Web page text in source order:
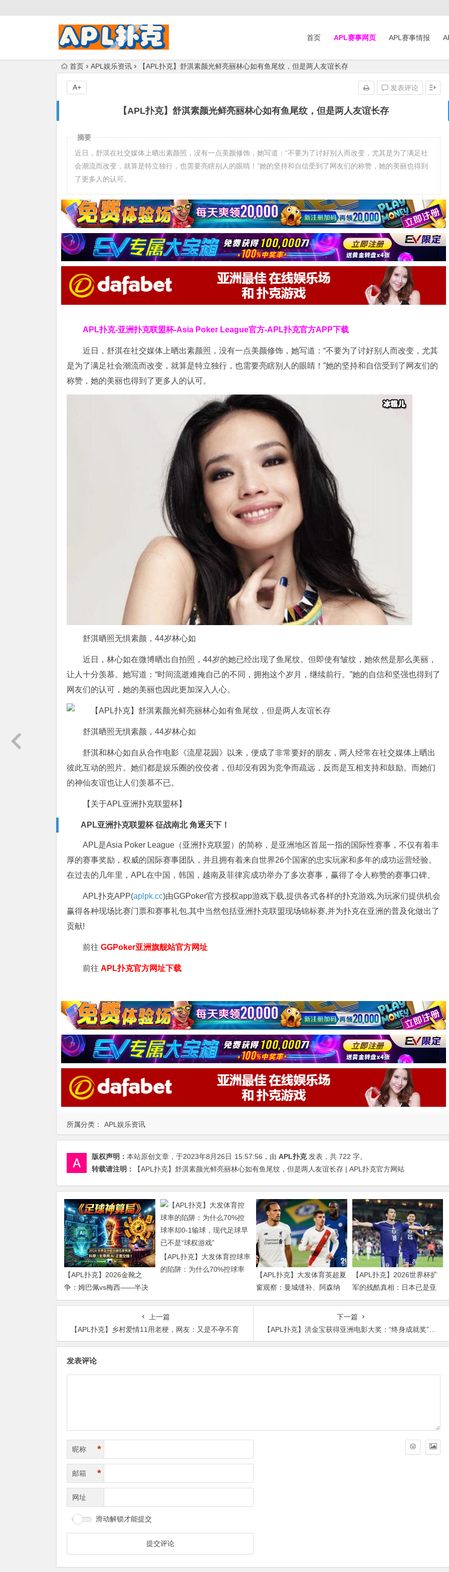
首页 APL赛事网页 APL赛事情报
首页 APL娱乐资讯 【APL扑克】舒淇素颜光鲜亮丽林心如有鱼尾纹，但是两人友谊长存
【APL扑克】舒淇素颜光鲜亮丽林心如有鱼尾纹，但是两人友谊长存
发表评论
A+
所属分类： APL娱乐资讯
摘要
近日，舒淇在社交媒体上晒出素颜照，没有一点美颜修饰，她写道：“不要为了讨好别人而改变，尤其是为了满足社
会潮流而改变，就算是特立独行，也需要亮瞎别人的眼睛！”她的坚持和自信受到了网友们的称赞，她的美丽也得到
了更多人的认可。
APL扑克-亚洲扑克联盟杯-Asia Poker League官方-APL扑克官方APP下载
近日，舒淇在社交媒体上晒出素颜照，没有一点美颜修饰，她写道：“不要为了讨好别人而改变，尤其
是为了满足社会潮流而改变，就算是特立独行，也需要亮瞎别人的眼睛！”她的坚持和自信受到了网友们的
称赞，她的美丽也得到了更多人的认可。
舒淇晒照无惧素颜，44岁林心如
近日，林心如在微博晒出自拍照，44岁的她已经出现了鱼尾纹。但即使有皱纹，她依然是那么美丽，
让人十分羡慕。她写道：“时间流逝难掩自己的不同，拥抱这个岁月，继续前行。”她的自信和坚强也得到了
网友们的认可，她的美丽也因此更加深入人心。
舒淇晒照无惧素颜，44岁林心如
舒淇和林心如自从合作电影《流星花园》以来，便成了非常要好的朋友，两人经常在社交媒体上晒出
彼此互动的照片。她们都是娱乐圈的佼佼者，但却没有因为竞争而疏远，反而是互相支持和鼓励。而她们
的神仙友谊也让人们羡慕不已。
【关于APL亚洲扑克联盟杯】
APL亚洲扑克联盟杯 征战南北 角逐天下！
APL是Asia Poker League（亚洲扑克联盟）的简称，是亚洲地区首屈一指的国际性赛事，不仅有着丰
厚的赛事奖励，权威的国际赛事团队，并且拥有着来自世界26个国家的忠实玩家和多年的成功运营经验。
在过去的几年里，APL在中国，韩国，越南及菲律宾成功举办了多次赛事，赢得了令人称赞的赛事口碑。
APL扑克APP(aplpk.cc)由GGPoker官方授权app游戏下载,提供各式各样的扑克游戏,为玩家们提供机会
赢得各种现场比赛门票和赛事礼包,其中当然包括亚洲扑克联盟现场锦标赛,并为扑克在亚洲的普及化做出了
贡献!
前往 GGPoker亚洲旗舰站官方网址
前往 APL扑克官方网址下载
版权声明： 本站原创文章，于2023年8月26日 15:57:56 ，由 APL扑克发表，共 722 字。
转载请注明：
【APL扑克】舒淇素颜光鲜亮丽林心如有鱼尾纹，但是两人友谊长存 | APL扑克官方网站
【APL扑克】2026金靴之
争：姆巴佩vs梅西——半决
赛前的“双雄会”，这可能是世
【APL扑克】大发体育控球率
的陷阱：为什么70%控球率
【APL扑克】大发体育英超夏
窗观察：曼城缝补、阿森纳
拼图、红军重建、曼联破局
【APL扑克】2026世界杯扩
军的残酷真相：日本已是亚
洲天花板，国足的差距远不
止几个名额
上一篇
【APL扑克】乡村爱情11用老梗，网友：又是不孕不育
下一篇
【APL扑克】洪金宝获得亚洲电影大奖：“终身成就奖”是什么奖？
发表评论
昵称 *
邮箱 *
网址
滑动解锁才能提交